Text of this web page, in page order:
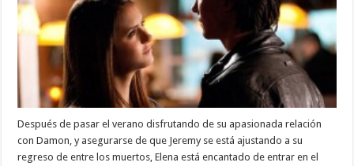
Después de pasar el verano disfrutando de su apasionada relación
con Damon, y asegurarse de que Jeremy se está ajustando a su
regreso de entre los muertos, Elena está encantado de entrar en el